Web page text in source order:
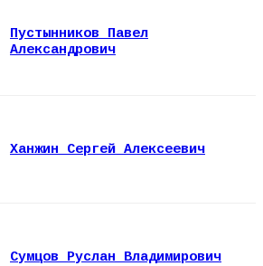
Пустынников Павел
Александрович
Ханжин Сергей Алексеевич
Сумцов Руслан Владимирович